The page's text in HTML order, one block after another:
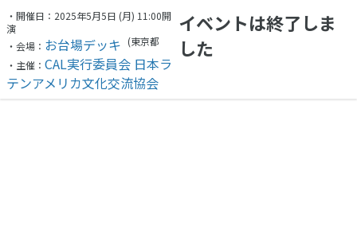
・開催日：2025年5月5日 (月) 11:00開
演
・会場： お台場デッキ (東京都
・主催： CAL実行委員会 日本ラ
テンアメリカ文化交流協会
イベントは終了しま
した